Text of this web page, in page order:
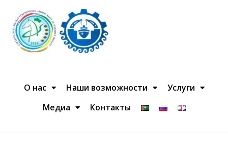
О нас Наши возможности
Услуги
Медиа
Контакты